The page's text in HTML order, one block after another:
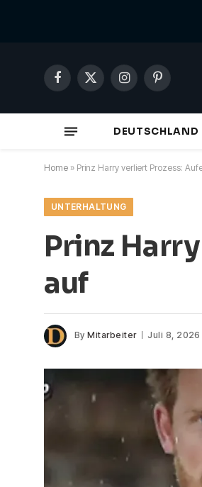
Facebook
X
InstagramPinterest
DEUTSCHLAND
Home » Prinz Harry verliert Prozess:
UNTERHALTUNG
Prinz
auf
By Mitarbeiter Juli 8, 2026